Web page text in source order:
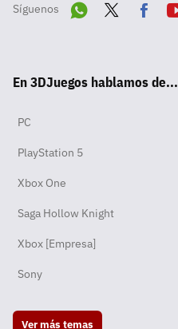
Síguenos
pp
ok
En 3DJuegos hablamos de...
PC
PlayStation 5
Xbox One
Saga Hollow Knight
Xbox [Empresa]
Sony
Ver más temas